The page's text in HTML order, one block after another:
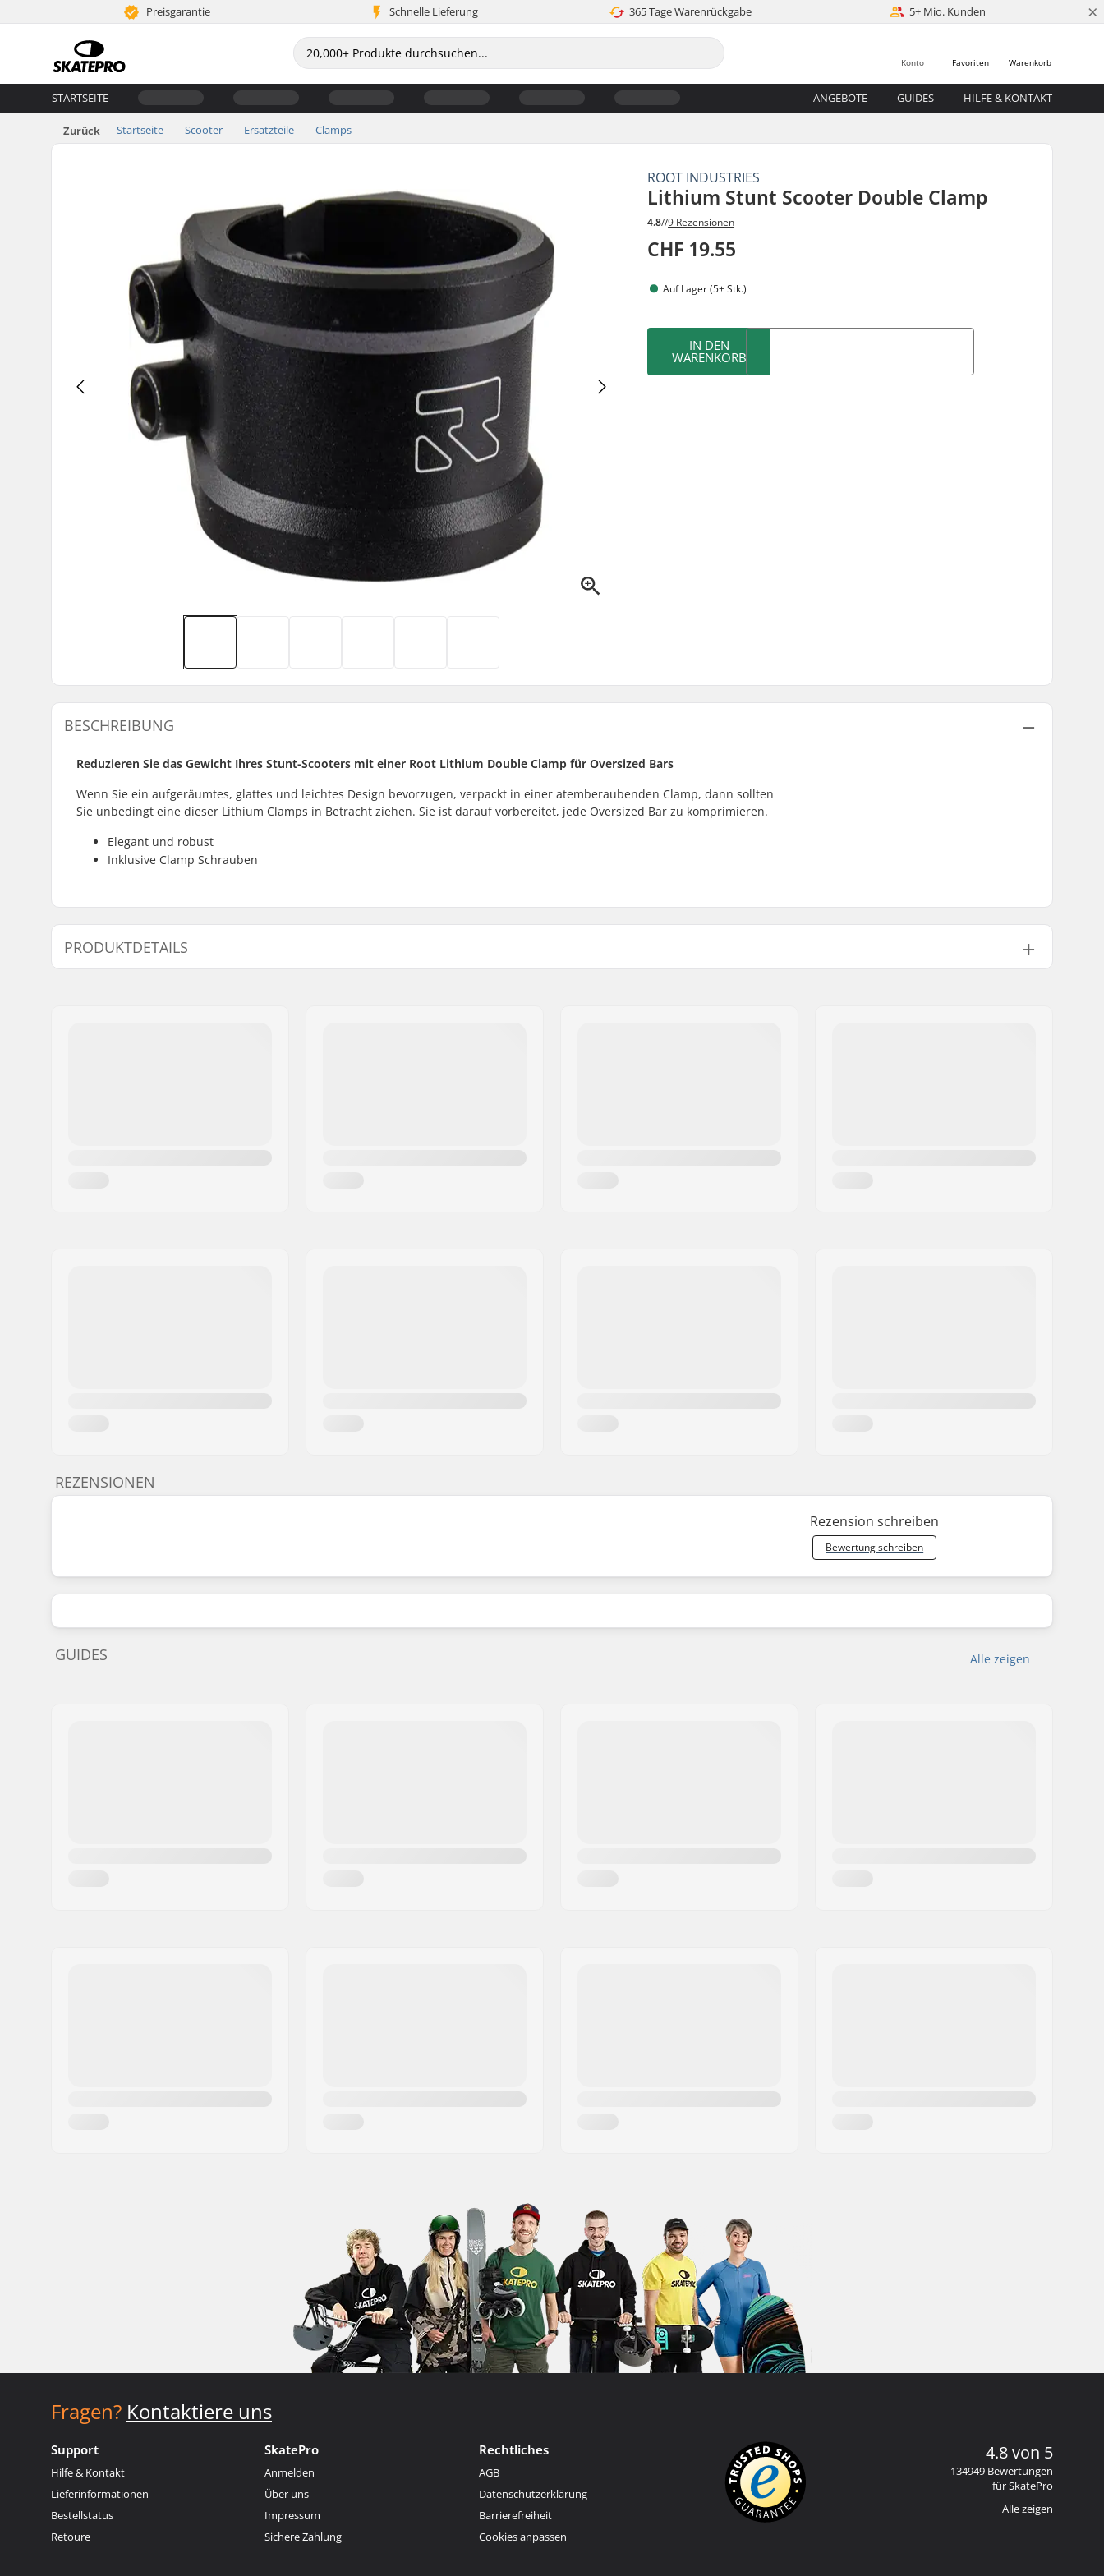
Preisgarantie Schnelle Lieferung 365 Tage Warenrückgabe 5+ Mio. Kunden ×
Warenkorb
Favoriten
Konto
STARTSEITE ANGEBOTE GUIDES HILFE & KONTAKT
Zurück Startseite Scooter Ersatzteile Clamps
ROOT INDUSTRIES
Lithium Stunt Scooter Double Clamp
4.8//9 Rezensionen
CHF 19.55
Auf Lager (5+ Stk.)
IN DEN
WARENKORB
BESCHREIBUNG
Reduzieren Sie das Gewicht Ihres Stunt-Scooters mit einer Root Lithium Double Clamp für Oversized Bars
Wenn Sie ein aufgeräumtes, glattes und leichtes Design bevorzugen, verpackt in einer atemberaubenden Clamp, dann sollten
Sie unbedingt eine dieser Lithium Clamps in Betracht ziehen. Sie ist darauf vorbereitet, jede Oversized Bar zu komprimieren.
Elegant und robust
Inklusive Clamp Schrauben
PRODUKTDETAILS
REZENSIONEN
Rezension schreiben
Bewertung schreiben
Alle zeigen
GUIDES
Fragen? Kontaktiere uns
Support
Hilfe & Kontakt
Lieferinformationen
Bestellstatus
Retoure
SkatePro
Anmelden
Über uns
Impressum
Sichere Zahlung
Rechtliches
AGB
Datenschutzerklärung
Barrierefreiheit
Cookies anpassen
4.8 von 5
134949 Bewertungen
für SkatePro
Alle zeigen